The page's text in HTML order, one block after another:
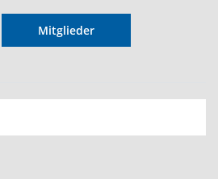
Mitglieder